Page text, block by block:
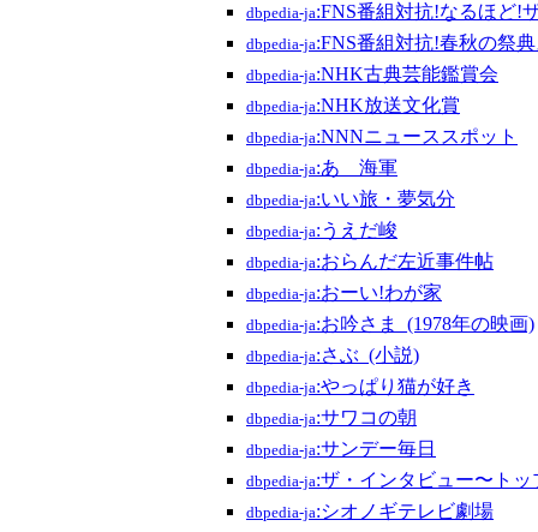
dbpedia-ja:FNS番組対抗!なるほど!
dbpedia-ja:FNS番組対抗!春秋の祭
dbpedia-ja:NHK古典芸能鑑賞会
dbpedia-ja:NHK放送文化賞
dbpedia-ja:NNNニューススポット
dbpedia-ja:あゝ海軍
dbpedia-ja:いい旅・夢気分
dbpedia-ja:うえだ峻
dbpedia-ja:おらんだ左近事件帖
dbpedia-ja:おーい!わが家
dbpedia-ja:お吟さま_(1978年の映画)
dbpedia-ja:さぶ_(小説)
dbpedia-ja:やっぱり猫が好き
dbpedia-ja:サワコの朝
dbpedia-ja:サンデー毎日
dbpedia-ja:ザ・インタビュー〜ト
dbpedia-ja:シオノギテレビ劇場